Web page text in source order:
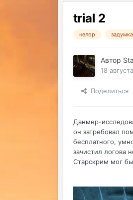
trial 2
нелор задумка
Автор
18
Поделиться
Данмер-
он затребовал
бесплатного,
зачистил логова
Старскрим мог